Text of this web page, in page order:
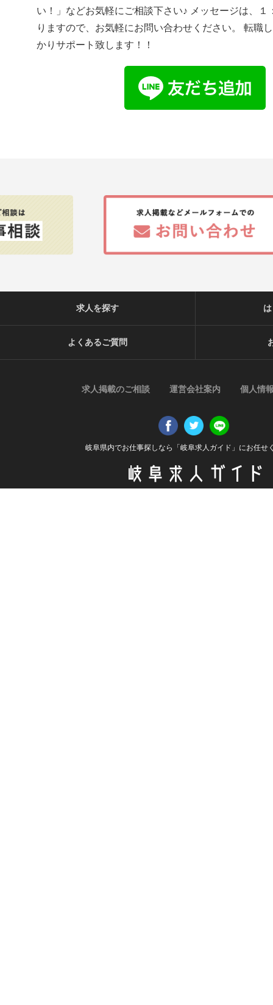
い！」などお気軽にご相談下さい♪ メッセージは、１
りますので、お気軽にお問い合わせください。 転職
かりサポート致します！！
岐阜県内でお仕事探しなら「岐阜求人ガイド」にお任せ
求人を探す
よくあるご質問
求人掲載のご相談 運営会社案内 個人情